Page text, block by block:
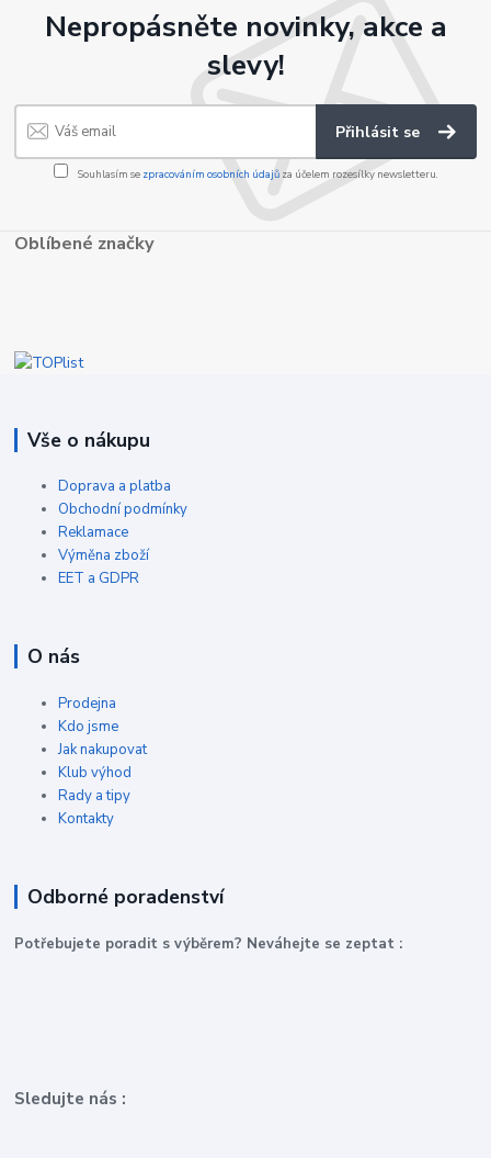
Nepropásněte novinky, akce a
slevy!
Přihlásit se
Souhlasím se zpracováním osobních údajůza účelem rozesílky newsletteru.
Oblíbené značky
Vše o nákupu
Doprava a platba
Obchodní podmínky
Reklamace
Výměna zboží
EET a GDPR
O nás
Prodejna
Kdo jsme
Jak nakupovat
Klub výhod
Rady a tipy
Kontakty
Odborné poradenství
Potřebujete poradit s výběrem? Neváhejte se zeptat :
Sledujte nás :